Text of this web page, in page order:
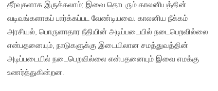
தீர்வுகளாக இருக்கலாம்; இவை தொடரும் காலனியத்தின்
வடிவங்களாகப் பார்க்கப்பட வேண்டியவை. காலனிய நீக்கம்
அரசியல், பொருளாதார நீதியின் அடிப்படையில் நடைபெறவில்லை
என்பதனையும், நாடுகளுக்கு இடையிலான சமத்துவத்தின்
அடிப்படையில் நடைபெறவில்லை என்பதனையும் இவை எமக்கு
உணர்த்துகின்றன.